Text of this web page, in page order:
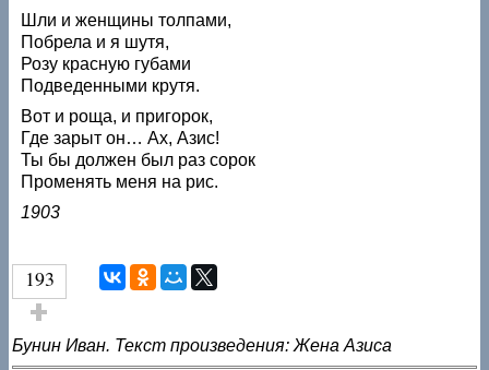
Шли и женщины толпами,
Побрела и я шутя,
Розу красную губами
Подведенными крутя.
Вот и роща, и пригорок,
Где зарыт он… Ах, Азис!
Ты бы должен был раз сорок
Променять меня на рис.
1903
193
Голос за!
Бунин Иван. Текст произведения: Жена Азиса